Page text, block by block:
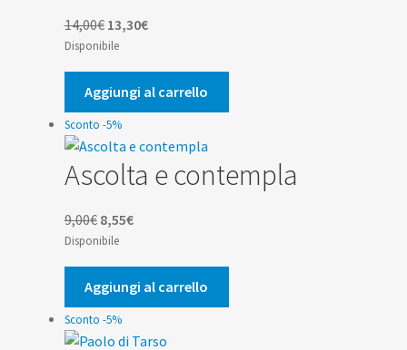
14,00€ Il
prezzo
originale
era:
14,00€.
13,30€Il
attuale
è:
13,30€.
Disponibile
Aggiungi al carrello
Sconto -5%
Ascolta e contempla
9,00€ Il
prezzo
originale
era:
9,00€.
8,55€Il
attuale
è:
8,55€.
Disponibile
Aggiungi al carrello
Sconto -5%